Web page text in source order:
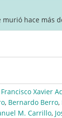
hace más
Francisco Xavier
, Bernardo Berro,
M. Carrillo,